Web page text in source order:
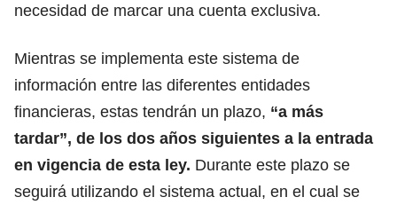
necesidad de marcar una cuenta exclusiva.
Mientras se implementa este sistema de
información entre las diferentes entidades
financieras, estas tendrán un plazo, “a más
tardar”, de los dos años siguientes a la entrada
en vigencia de esta ley. Durante este plazo se
seguirá utilizando el sistema actual, en el cual se